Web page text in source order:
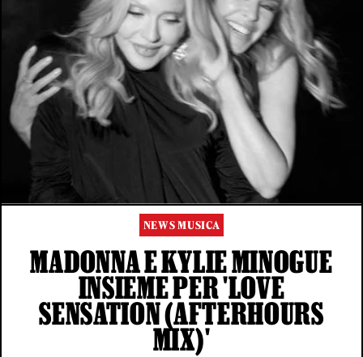
NEWS MUSICA
MADONNA E KYLIE MINOGUE
INSIEME PER 'LOVE
SENSATION (AFTERHOURS
MIX)'